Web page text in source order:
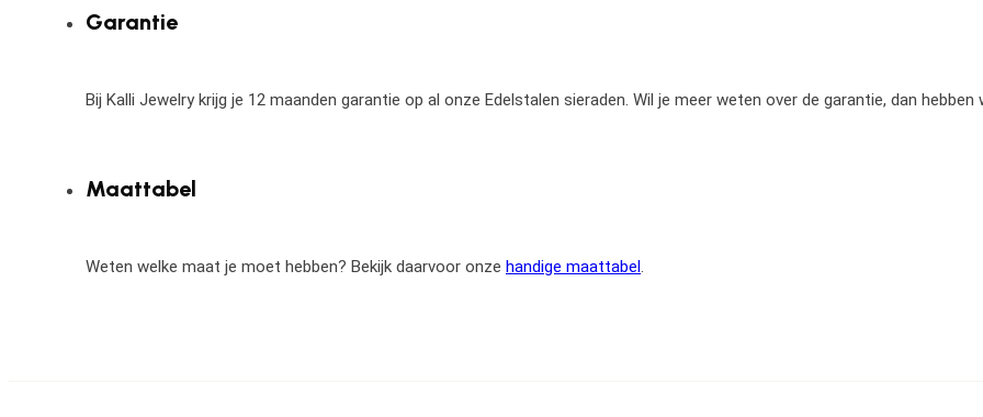
Garantie
Bij Kalli Jewelry krijg je 12 maanden garantie op al onze Edelstalen sieraden. Wil je meer weten over de garantie, dan hebben
Maattabel
Weten welke maat je moet hebben? Bekijk daarvoor onze handige maattabel.